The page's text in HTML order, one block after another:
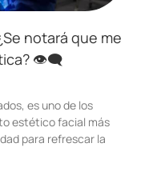
notará que me
👁️‍🗨️
es uno de los
estético facial más
para refrescar la